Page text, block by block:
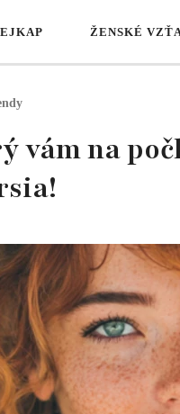
ŽENSKÉ
na